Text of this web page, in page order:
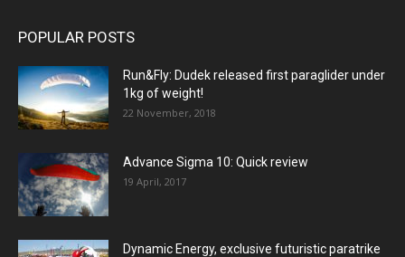
POPULAR POSTS
Run&Fly: Dudek released first paraglider under
1kg of weight!
22 November, 2018
Advance Sigma 10: Quick review
19 April, 2017
Dynamic Energy, exclusive futuristic paratrike